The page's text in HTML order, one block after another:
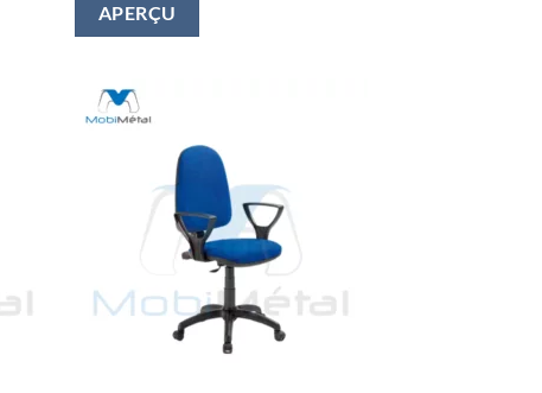
APERÇU